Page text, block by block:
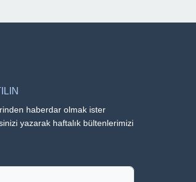
haberdar olmak ister
yazarak haftalık bültenlerimizi